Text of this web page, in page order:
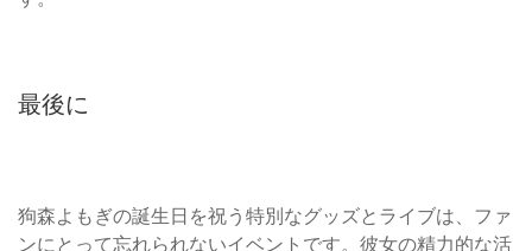
最後に
狗森よもぎの誕生日を祝う特別なグッズとライブは、ファ
ンにとって忘れられないイベントです。彼女の精力的な活